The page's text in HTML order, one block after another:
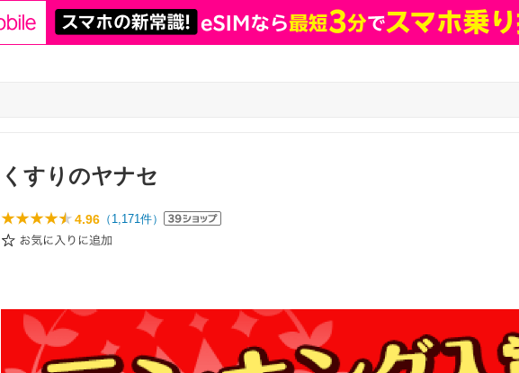
くすりのヤナセ
4.96 （ 1,171件）